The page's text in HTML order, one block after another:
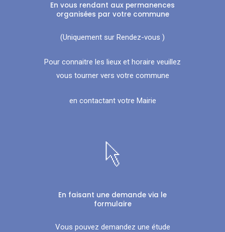
En vous rendant aux permanences
organisées par votre commune
(Uniquement sur Rendez-vous )
Pour connaitre les lieux et horaire veuillez
vous tourner vers votre commune
en contactant votre Mairie
En faisant une demande via le
formulaire
Vous pouvez demandez une étude